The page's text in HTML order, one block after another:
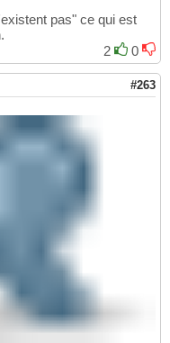
pas" ce qui est
2
0
#263